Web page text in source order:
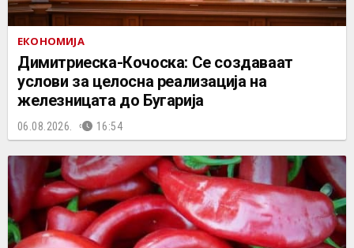
ЕКОНОМИЈА
Димитриеска-Кочоска: Се создаваат
услови за целосна реализација на
железницата до Бугарија
06.08.2026. 16:54